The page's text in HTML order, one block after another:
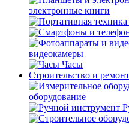
электронные книги
видеокамеры
Часы
Строительство и ремонт
оборудование